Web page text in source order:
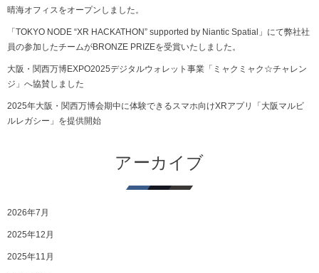
晴海オフィスをオープンしました。
「TOKYO NODE “XR HACKATHON” supported by Niantic Spatial」にて弊社社
員の参加したチームがBRONZE PRIZEを受賞いたしました。
大阪・関西万博EXPO2025デジタルウォレット事業「ミャクミャク☆チャレン
ジ」へ協賛しました
2025年大阪・関西万博会期中に体験できるスマホ向けXRアプリ「大阪マルビ
ルレガシー」を提供開始
アーカイブ
2026年7月
2025年12月
2025年11月